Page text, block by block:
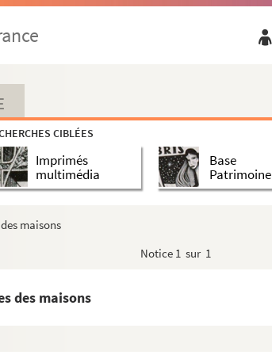
CIBLÉES
Imprimés
multimédia
Base
Patrimoine
maisons
Notice 1 sur 1
des maisons